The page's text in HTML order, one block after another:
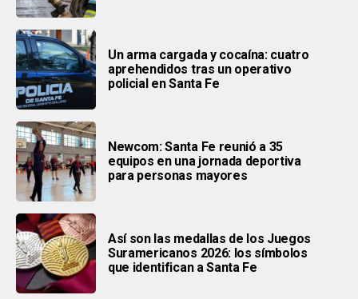
Un arma cargada y cocaína: cuatro
aprehendidos tras un operativo
policial en Santa Fe
Newcom: Santa Fe reunió a 35
equipos en una jornada deportiva
para personas mayores
Así son las medallas de los Juegos
Suramericanos 2026: los símbolos
que identifican a Santa Fe